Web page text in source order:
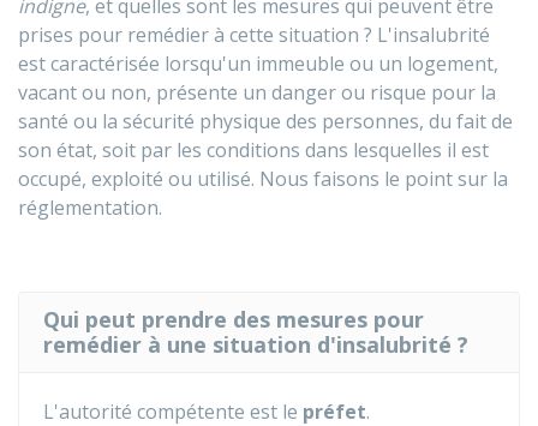
indigne, et quelles sont les mesures qui peuvent être
prises pour remédier à cette situation ? L'insalubrité
est caractérisée lorsqu'un immeuble ou un logement,
vacant ou non, présente un danger ou risque pour la
santé ou la sécurité physique des personnes, du fait de
son état, soit par les conditions dans lesquelles il est
occupé, exploité ou utilisé. Nous faisons le point sur la
réglementation.
Qui peut prendre des mesures pour
remédier à une situation d'insalubrité ?
L'autorité compétente est le préfet.